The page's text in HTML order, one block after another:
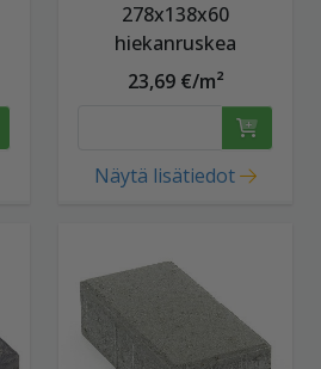
278x138x60
hiekanruskea
23,69 €/m²
Näytä lisätiedot